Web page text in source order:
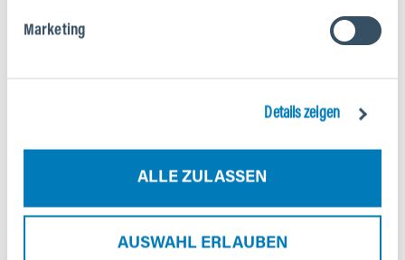
Marketing
Details zeigen
ALLE ZULASSEN
AUSWAHL ERLAUBEN
Skip product gallery